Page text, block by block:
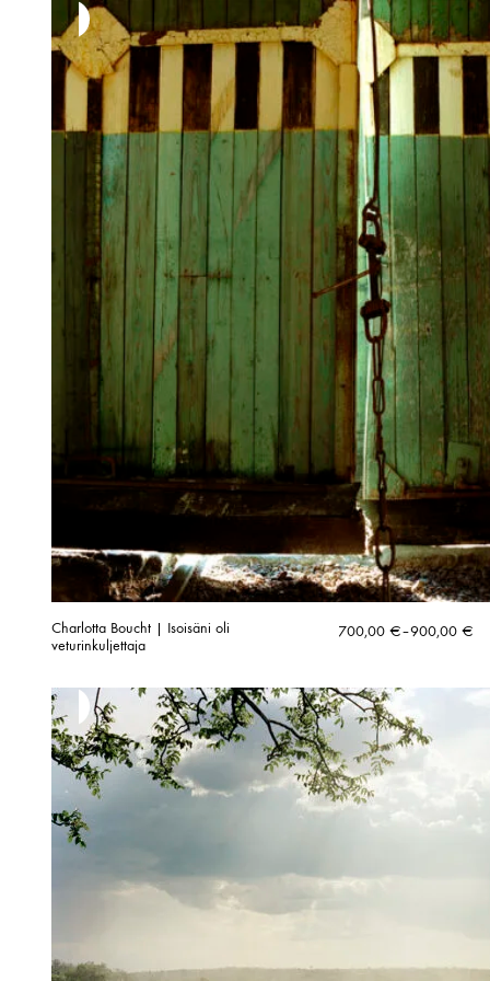
250,00 €
Charlotta Boucht | Isoisäni oli
veturinkuljettaja
700,00 €–900,00 €
Hintaluokka:
900,00 €